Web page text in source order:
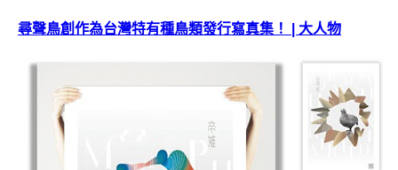
尋聲鳥創作為台灣特有種鳥類發行寫真集！ | 大人物